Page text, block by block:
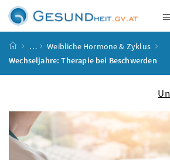
Zum Inhalt
Zum Hauptmenü
Zum Untermenü
Zur Suche
Startseite
…
Weibliche Hormone & Zyklus
Wechseljahre: Therapie bei Beschwerden